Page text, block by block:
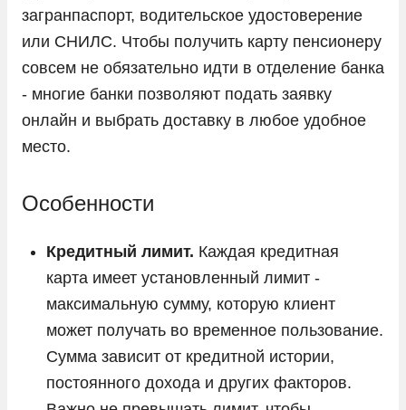
загранпаспорт, водительское удостоверение
или СНИЛС. Чтобы получить карту пенсионеру
совсем не обязательно идти в отделение банка
- многие банки позволяют подать заявку
онлайн и выбрать доставку в любое удобное
место.
Особенности
Кредитный лимит. Каждая кредитная
карта имеет установленный лимит -
максимальную сумму, которую клиент
может получать во временное пользование.
Сумма зависит от кредитной истории,
постоянного дохода и других факторов.